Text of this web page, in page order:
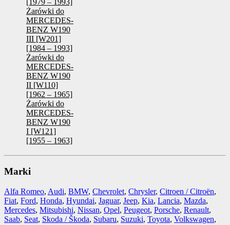
[1979 – 1993]
Żarówki do
MERCEDES-
BENZ W190
III [W201]
[1984 – 1993]
Żarówki do
MERCEDES-
BENZ W190
II [W110]
[1962 – 1965]
Żarówki do
MERCEDES-
BENZ W190
I [W121]
[1955 – 1963]
Marki
Alfa Romeo, Audi, BMW, Chevrolet, Chrysler, Citroen / Citroën,
Fiat, Ford, Honda, Hyundai, Jaguar, Jeep, Kia, Lancia, Mazda,
Mercedes, Mitsubishi, Nissan, Opel, Peugeot, Porsche, Renault,
Saab, Seat, Skoda / Škoda, Subaru, Suzuki, Toyota, Volkswagen,